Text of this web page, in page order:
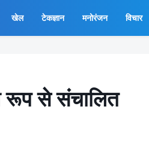
खेल टेकज्ञान मनोरंजन विचार
रूप से संचालित